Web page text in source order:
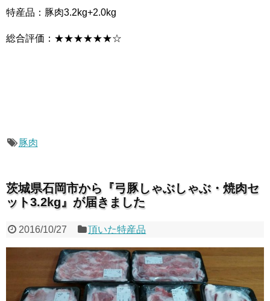
特産品：豚肉3.2kg+2.0kg
総合評価：★★★★★★☆
豚肉
茨城県石岡市から『弓豚しゃぶしゃぶ・焼肉セ
ット3.2kg』が届きました
2016/10/27 頂いた特産品